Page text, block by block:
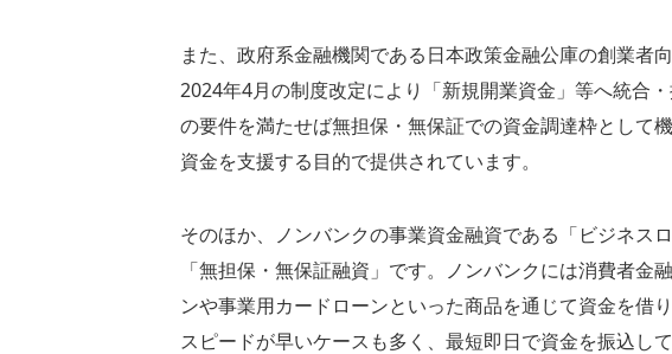
また、政府系金融機関である日本政策金融公庫の創業者
2024年4月の制度改定により「新規開業資金」等へ統合
の要件を満たせば無担保・無保証での資金調達枠として
資金を支援する目的で提供されています。
そのほか、ノンバンクの事業資金融資である「ビジネス
「無担保・無保証融資」です。ノンバンクには消費者金
ンや事業用カードローンといった商品を通じて資金を借
スピードが早いケースも多く、最短即日で資金を振込し